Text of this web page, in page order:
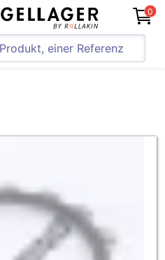
0